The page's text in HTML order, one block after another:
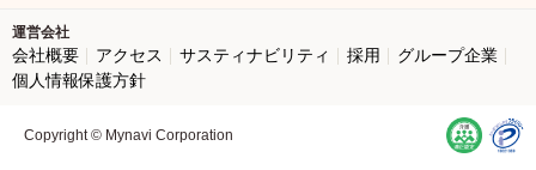
運営会社
会社概要 アクセス サスティナビリティ 採用
グループ企業
個人情報保護方針
Copyright © Mynavi Corporation